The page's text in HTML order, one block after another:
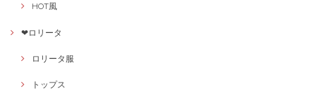
HOT風
❤ロリータ
ロリータ服
トップス